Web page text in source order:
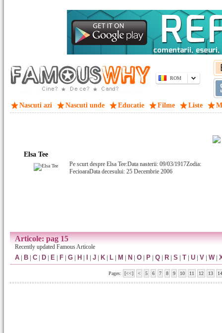
ROM
Nascuti azi Nascuti unde Educatie Filme Liste
Elsa Tee
Pe scurt despre Elsa Tee:Data nasterii: 09/03/1917Zodia:
FecioaraData decesului: 25 Decembrie 2006
Articole: pag 15
Recently updated Famous Articole
A | B | C | D | E | F | G | H | | J | K | L | M | N | O | P | Q | R | S | T | U | V | W|
Pages: [<<] < 5 6 7 8 9 10 11 12 13 14